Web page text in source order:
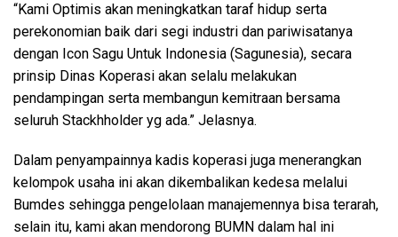
“Kami Optimis akan meningkatkan taraf hidup serta
perekonomian baik dari segi industri dan pariwisatanya
dengan Icon Sagu Untuk Indonesia (Sagunesia), secara
prinsip Dinas Koperasi akan selalu melakukan
pendampingan serta membangun kemitraan bersama
seluruh Stackhholder yg ada.” Jelasnya.
Dalam penyampainnya kadis koperasi juga menerangkan
kelompok usaha ini akan dikembalikan kedesa melalui
Bumdes sehingga pengelolaan manajemennya bisa terarah,
selain itu, kami akan mendorong BUMN dalam hal ini